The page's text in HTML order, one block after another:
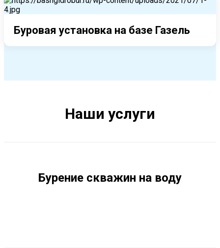
Буровая установка на базе Газель
Наши услуги
Бурение скважин на воду